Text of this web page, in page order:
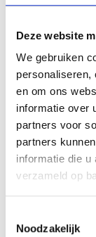
Deze website
We gebruiken
personaliseren,
en om ons
informatie over
partners voor
partners
informatie die u
verzameld op
Noodzakelijk
Array
Twitter
OPHALEN